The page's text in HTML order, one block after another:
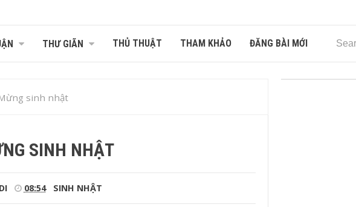
THƯ GIÃN THỦ THUẬT THAM KHẢO ĐĂNG BÀI MỚI
sinh nhật
SINH NHẬT
DI 08:54 SINH NHẬT